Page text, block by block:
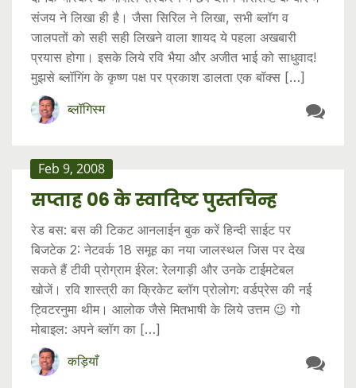
संजय ने लिखा ही है। जैसा सिरिल ने लिखा, सभी ब्लॉग व
जालपतों को सही सही लिखने वाला शायद ये पहला अखबारी
प्रयास होगा। इसके लिये रवि भैया और अजीत भाई को साधुवाद!
मुझसे ब्लॉगिंग के कृष्ण पक्ष पर प्रकाश डालता एक बॉक्स […]
ब्लॉगिस्म
Feb 9, 2008
सप्ताह 06 के स्वादिष्ट पुस्तचिन्ह
रेड बस: बस की टिकट आनलाईन बुक करें हिन्दी साईट पर
बिजटेक 2: नेटवर्क 18 समूह का नया जालस्थल जिस पर देख
सकते हैं टीवी प्रोग्राम ईरेल: रेलगाड़ी और उनके टाईमटेबल
खोजें। रवि शास्त्री का क्रिकेट ब्लॉग प्रोलोग: वर्डप्रेस की नई
ट्विटरनुमा थीम। आलोक जैसे मितभाषी के लिये उत्तम 😉 गो
मोबाइल: अपने ब्लॉग का […]
कड़ियाँ